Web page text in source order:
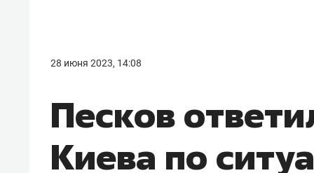
28 июня 2023, 14:08
Песков
Киева по
правил, бизнес может
потерять минимум